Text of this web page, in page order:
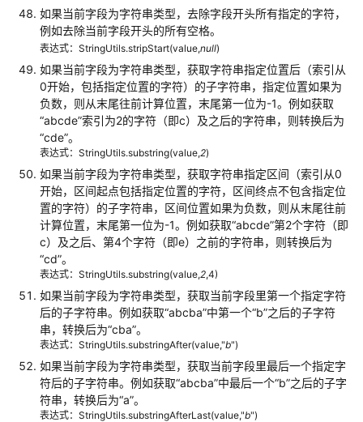
日
志
最
践
API
SDK
参
考
常
问
题
视
如果当前字段为字符串类型，去除字段开头所有指定的字符，
例如去除当前字段开头的所有空格。
表达式：StringUtils.stripStart(value,null)
如果当前字段为字符串类型，获取字符串指定位置后（索引从
0开始，包括指定位置的字符）的子字符串，指定位置如果为
负数，则从末尾往前计算位置，末尾第一位为-1。例如获取
“abcde”索引为2的字符（即c）及之后的字符串，则转换后为
“cde”。
表达式：StringUtils.substring(value,2)
如果当前字段为字符串类型，获取字符串指定区间（索引从0
开始，区间起点包括指定位置的字符，区间终点不包含指定位
置的字符）的子字符串，区间位置如果为负数，则从末尾往前
计算位置，末尾第一位为-1。例如获取“abcde”第2个字符（即
c）及之后、第4个字符（即e）之前的字符串，则转换后为
“cd”。
表达式：StringUtils.substring(value,2,4)
如果当前字段为字符串类型，获取当前字段里第一个指定字符
后的子字符串。例如获取“abcba”中第一个“b”之后的子字符
串，转换后为“cba”。
表达式：StringUtils.substringAfter(value,"b")
如果当前字段为字符串类型，获取当前字段里最后一个指定字
符后的子字符串。例如获取“abcba”中最后一个“b”之后的子字
符串，转换后为“a”。
表达式：StringUtils.substringAfterLast(value,"b")